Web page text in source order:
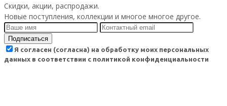
Скидки, акции, распродажи.
Новые поступления, коллекции и многое многое другое.
Подписаться
Я согласен (согласна) на обработку моих персональных
данных в соответствии с политикой конфиденциальности